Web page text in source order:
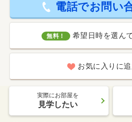
電話でお問い
無料！ 希望日時を選ん
お気に入りに
実際にお部屋を
見学したい